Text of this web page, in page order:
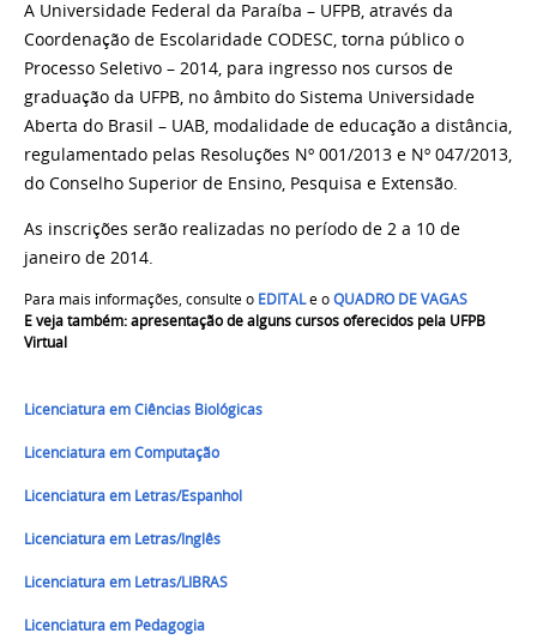
A Universidade Federal da Paraíba – UFPB, através da
Coordenação de Escolaridade CODESC, torna público o
Processo Seletivo – 2014, para ingresso nos cursos de
graduação da UFPB, no âmbito do Sistema Universidade
Aberta do Brasil – UAB, modalidade de educação a distância,
regulamentado pelas Resoluções Nº 001/2013 e Nº 047/2013,
do Conselho Superior de Ensino, Pesquisa e Extensão.
As inscrições serão realizadas no período de 2 a 10 de
janeiro de 2014.
Para mais informações, consulte o EDITALe oQUADRO DE VAGAS
E veja também: apresentação de alguns cursos oferecidos pela UFPB
Virtual
Licenciatura em Ciências Biológicas
Licenciatura em Computação
Licenciatura em Letras/Espanhol
Licenciatura em Letras/Inglês
Licenciatura em Letras/LIBRAS
Licenciatura em Pedagogia